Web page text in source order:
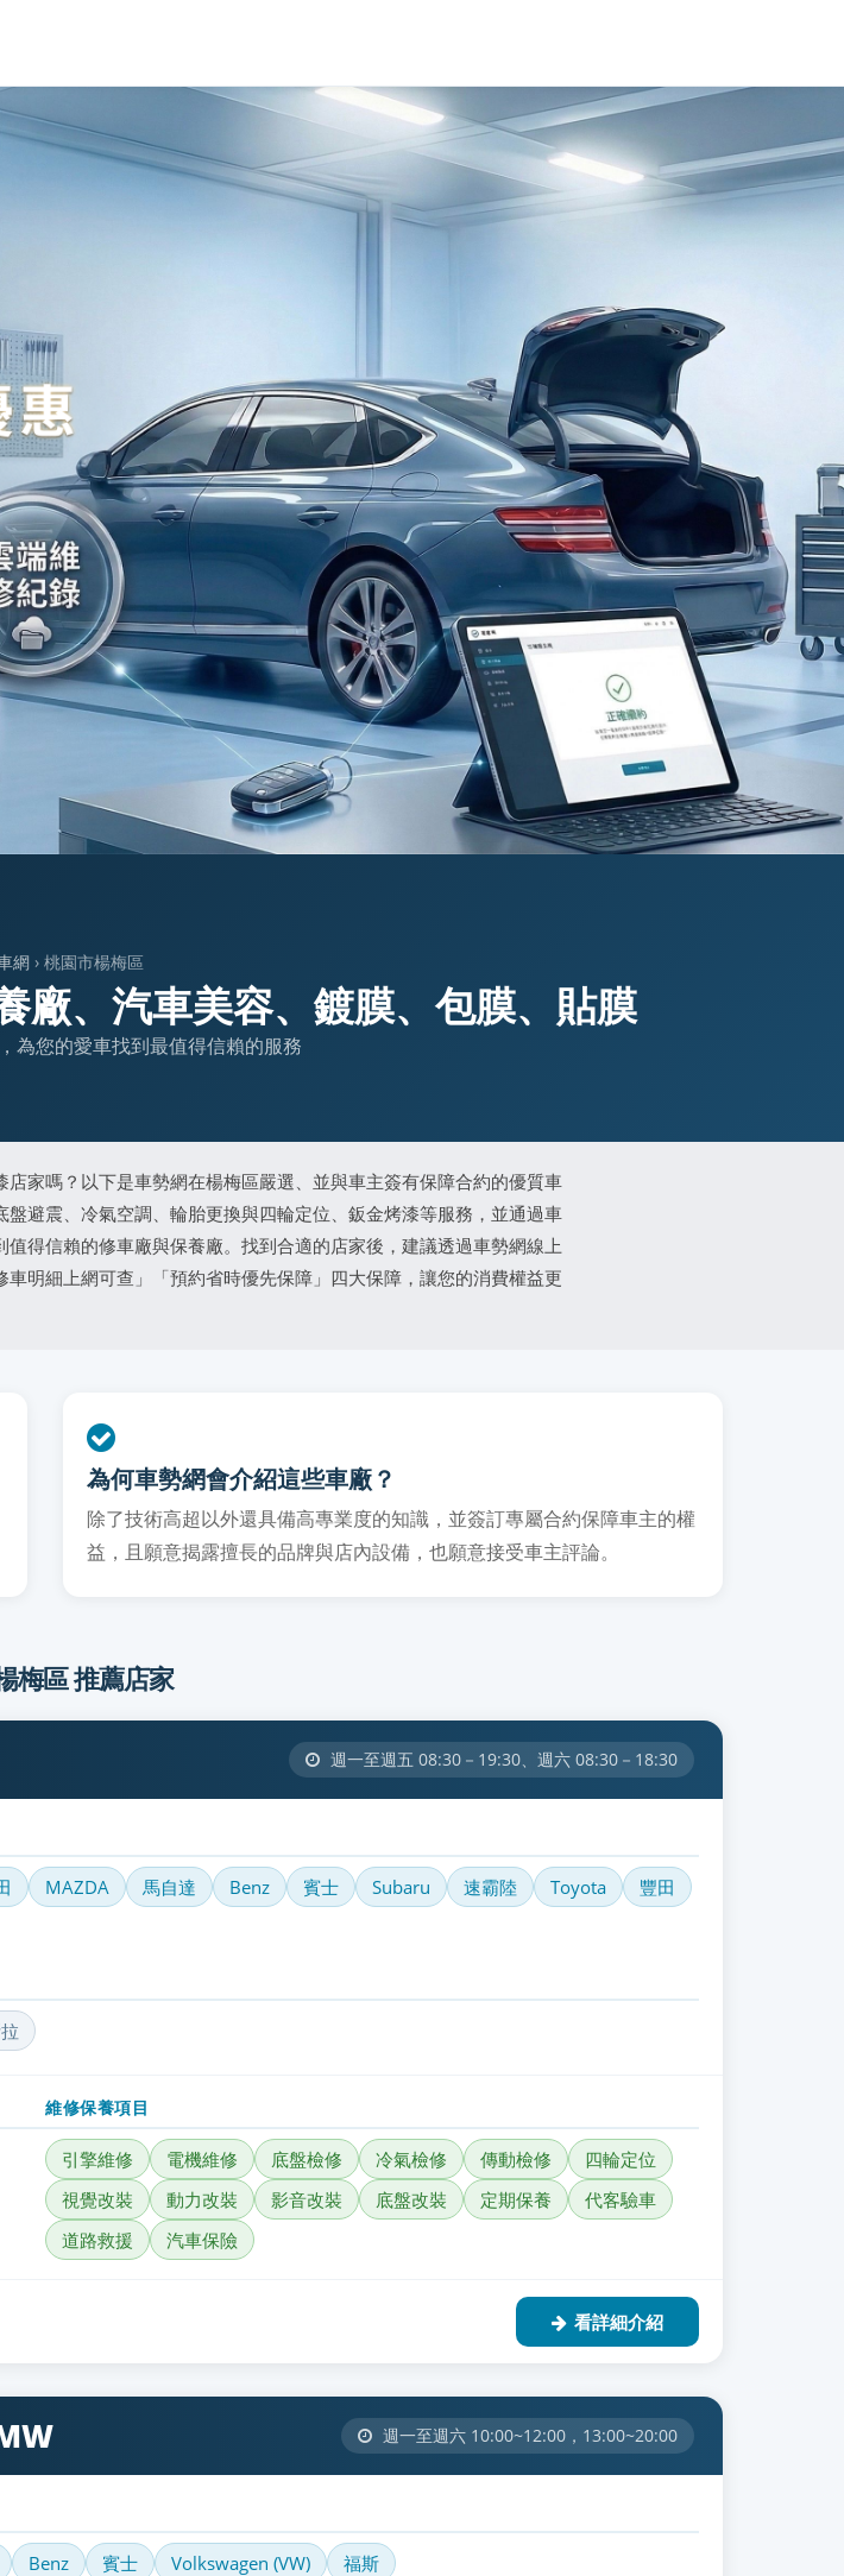
網 › 桃園市楊梅區
廠、汽車美容、鍍膜、包膜、貼膜
為您的愛車找到最值得信賴的服務
家嗎？以下是車勢網在楊梅區嚴選、並與車主簽有保障合約的優質車
避震、冷氣空調、輪胎更換與四輪定位、鈑金烤漆等服務，並通過車
得信賴的修車廠與保養廠。找到合適的店家後，建議透過車勢網線上
明細上網可查」「預約省時優先保障」四大保障，讓您的消費權益更
為何車勢網會介紹這些車廠？
除了技術高超以外還具備高專業度的知識，並簽訂專屬合約保障車主的權
益，且願意揭露擅長的品牌與店內設備，也願意接受車主評論。
梅區 推薦店家
週一至週五 08:30－19:30、週六 08:30－18:30
MAZDA 馬自達 Benz 賓士 Subaru 速霸陸 Toyota
豐田
維修保養項目
引擎維修 電機維修 底盤檢修 冷氣檢修 傳動檢修
四輪定位
視覺改裝
動力改裝 影音改裝 底盤改裝 定期保養
代客驗車
道路救援
汽車保險
看詳細介紹
週一至週六 10:00~12:00，13:00~20:00
Benz 賓士 Volkswagen (VW) 福斯